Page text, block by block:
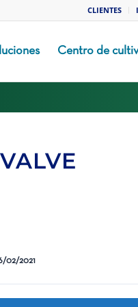
CLIENTES
Centro de
02/2021